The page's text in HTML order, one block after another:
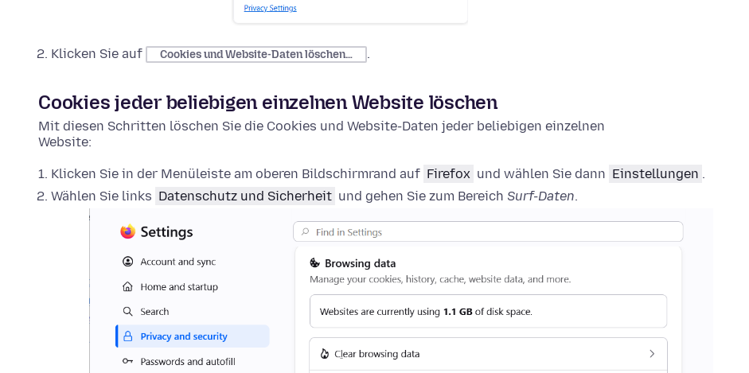
Klicken Sie auf Cookies und Website-Daten löschen… .
Cookies jeder beliebigen einzelnen Website löschen
Mit diesen Schritten löschen Sie die Cookies und Website-Daten jeder beliebigen einzelnen
Website:
Klicken Sie in der Menüleiste am oberen Bildschirmrand auf Firefox und wählen Sie dann Einstellungen .
Wählen Sie links Datenschutz und Sicherheit und gehen Sie zum Bereich Surf-Daten.